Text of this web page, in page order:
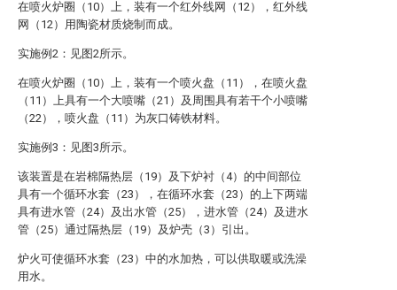
在喷火炉圈（10）上，装有一个红外线网（12），红外线
网（12）用陶瓷材质烧制而成。
实施例2：见图2所示。
在喷火炉圈（10）上，装有一个喷火盘（11），在喷火盘
（11）上具有一个大喷嘴（21）及周围具有若干个小喷嘴
（22），喷火盘（11）为灰口铸铁材料。
实施例3：见图3所示。
该装置是在岩棉隔热层（19）及下炉衬（4）的中间部位
具有一个循环水套（23），在循环水套（23）的上下两端
具有进水管（24）及出水管（25），进水管（24）及进水
管（25）通过隔热层（19）及炉壳（3）引出。
炉火可使循环水套（23）中的水加热，可以供取暖或洗澡
用水。